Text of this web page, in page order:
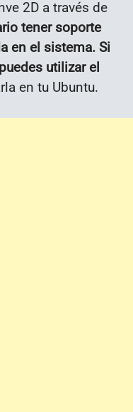
2D a través de
tener soporte
en el sistema. Si
utilizar el
en tu Ubuntu.